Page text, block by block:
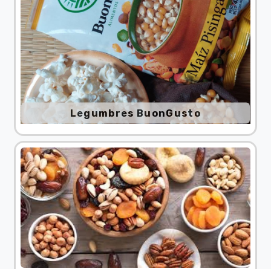
Legumbres BuonGusto